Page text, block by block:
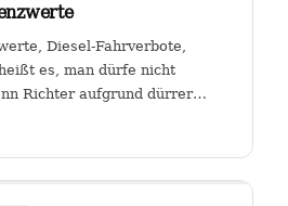
Diesel-Fahrverbote,
es, man dürfe nicht
Richter aufgrund dürrer